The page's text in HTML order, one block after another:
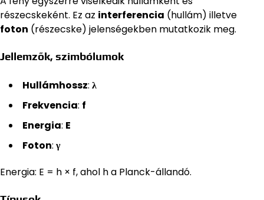
részecskeként. Ez az interferencia (hullám) illetve
foton (részecske) jelenségekben mutatkozik meg.
Jellemzők, szimbólumok
Hullámhossz: λ
Frekvencia: f
Energia: E
Foton: γ
Energia: E = h × f, ahol h a Planck-állandó.